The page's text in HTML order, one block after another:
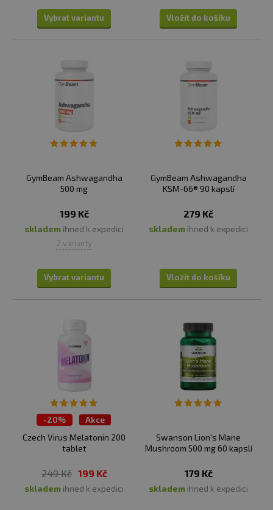
Vybrat variantu Vložit do košíku
GymBeam Ashwagandha
500 mg
199 Kč
skladem ihned k expedici
2 varianty
Vybrat variantu
GymBeam Ashwagandha
KSM-66® 90 kapslí
279 Kč
skladem ihned k expedici
Vložit do košíku
-20%
Akce
Czech Virus Melatonin 200
tablet
249 Kč 199 Kč
skladem ihned k expedici
Swanson Lion's Mane
Mushroom 500 mg 60 kapslí
179 Kč
skladem ihned k expedici